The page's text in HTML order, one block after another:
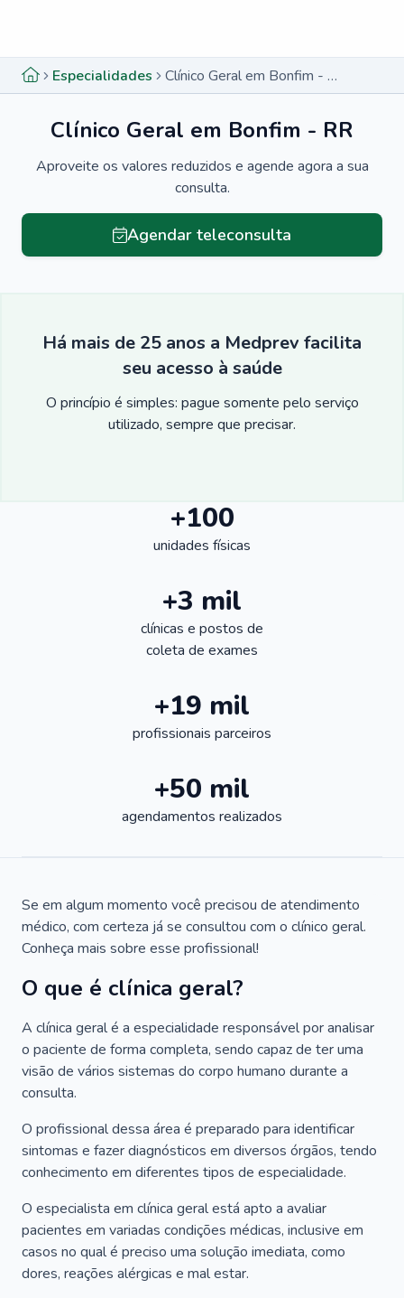
Especialidades Clínico Geral em Bonfim - RR
Clínico Geral em Bonfim - RR
Aproveite os valores reduzidos e agende agora a sua
consulta.
Agendar teleconsulta
Há mais de 25 anos a Medprev facilita
seu acesso à saúde
O princípio é simples: pague somente pelo serviço
utilizado, sempre que precisar.
+100
unidades físicas
+3 mil
clínicas e postos de
coleta de exames
+19 mil
profissionais parceiros
+50 mil
agendamentos realizados
Se em algum momento você precisou de atendimento
médico, com certeza já se consultou com o clínico geral.
Conheça mais sobre esse profissional!
O que é clínica geral?
A clínica geral é a especialidade responsável por analisar
o paciente de forma completa, sendo capaz de ter uma
visão de vários sistemas do corpo humano durante a
consulta.
O profissional dessa área é preparado para identificar
sintomas e fazer diagnósticos em diversos órgãos, tendo
conhecimento em diferentes tipos de especialidade.
O especialista em clínica geral está apto a avaliar
pacientes em variadas condições médicas, inclusive em
casos no qual é preciso uma solução imediata, como
dores, reações alérgicas e mal estar.